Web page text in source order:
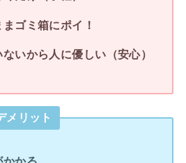
ゴミ箱にポイ！
いから人に優しい（安心）
メリット